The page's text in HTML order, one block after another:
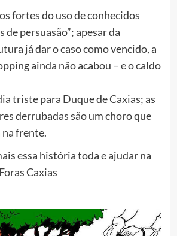
fortes do uso de conhecidos
de persuasão”; apesar da
já dar o caso como vencido, a
ainda não acabou – e o caldo
triste para Duque de Caxias; as
derrubadas são um choro que
na frente.
essa história toda e ajudar na
Foras Caxias